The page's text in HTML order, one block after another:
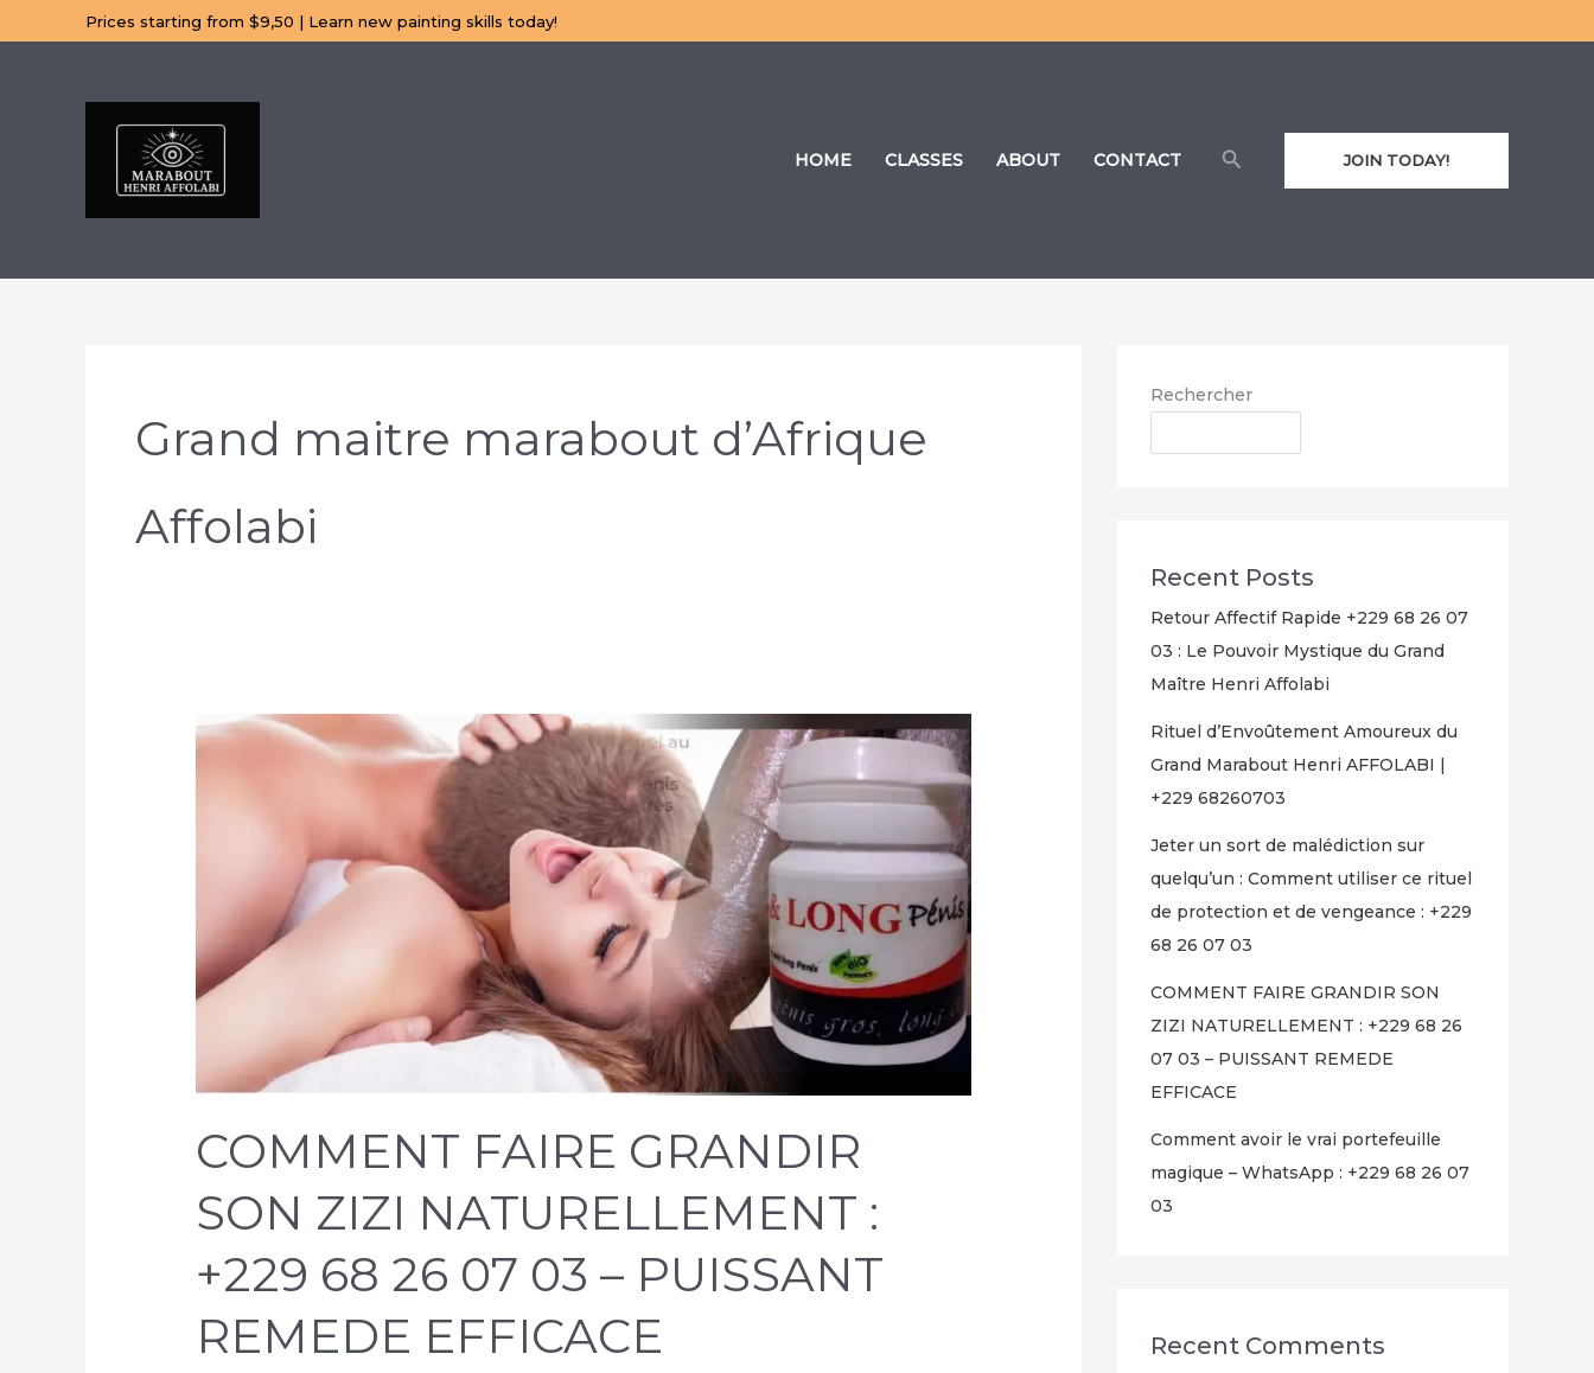
au
Prices starting from $9,50 | Learn new painting skills today!
HOME CLASSES ABOUT CONTACT RechercherJOIN TODAY!
Grand maitre marabout d’Afrique
Affolabi
COMMENT FAIRE GRANDIR
SON ZIZI NATURELLEMENT :
+229 68 26 07 03 – PUISSANT
REMEDE EFFICACE
Rechercher
Recent Posts
Retour Affectif Rapide +229 68 26 07
03 : Le Pouvoir Mystique du Grand
Maître Henri Affolabi
Rituel d’Envoûtement Amoureux du
Grand Marabout Henri AFFOLABI |
+229 68260703
Jeter un sort de malédiction sur
quelqu’un : Comment utiliser ce rituel
de protection et de vengeance : +229
68 26 07 03
COMMENT FAIRE GRANDIR SON
ZIZI NATURELLEMENT : +229 68 26
07 03 – PUISSANT REMEDE
EFFICACE
Comment avoir le vrai portefeuille
magique – WhatsApp : +229 68 26 07
03
Recent Comments